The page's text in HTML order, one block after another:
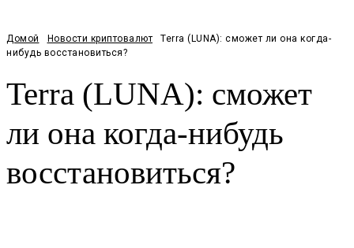
Домой Новости криптовалют
Terra (LUNA): сможет ли она когда-
нибудь восстановиться?
Terra (LUNA): сможет
ли она когда-нибудь
восстановиться?